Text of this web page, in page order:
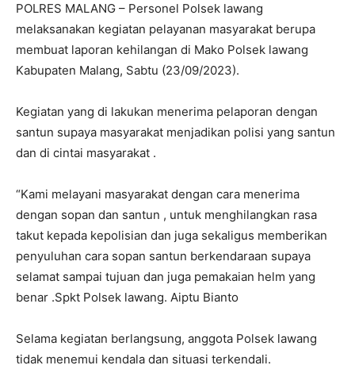
POLRES MALANG – Personel Polsek lawang
melaksanakan kegiatan pelayanan masyarakat berupa
membuat laporan kehilangan di Mako Polsek lawang
Kabupaten Malang, Sabtu (23/09/2023).
Kegiatan yang di lakukan menerima pelaporan dengan
santun supaya masyarakat menjadikan polisi yang santun
dan di cintai masyarakat .
“Kami melayani masyarakat dengan cara menerima
dengan sopan dan santun , untuk menghilangkan rasa
takut kepada kepolisian dan juga sekaligus memberikan
penyuluhan cara sopan santun berkendaraan supaya
selamat sampai tujuan dan juga pemakaian helm yang
benar .Spkt Polsek lawang. Aiptu Bianto
Selama kegiatan berlangsung, anggota Polsek lawang
tidak menemui kendala dan situasi terkendali.